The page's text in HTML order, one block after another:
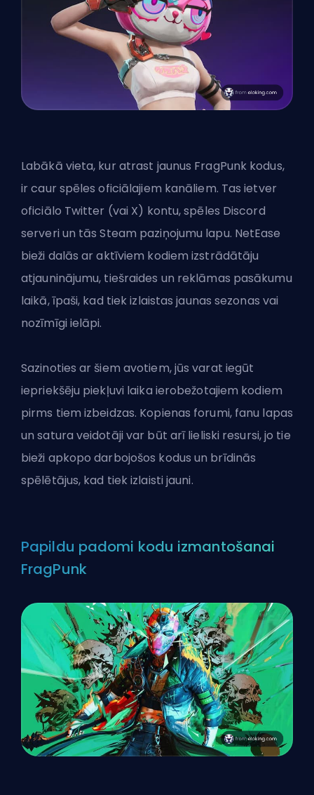
Labākā vieta, kur atrast jaunus FragPunk kodus,
ir caur spēles oficiālajiem kanāliem. Tas ietver
oficiālo Twitter (vai X) kontu, spēles Discord
serveri un tās Steam paziņojumu lapu. NetEase
bieži dalās ar aktīviem kodiem izstrādātāju
atjauninājumu, tiešraides un reklāmas pasākumu
laikā, īpaši, kad tiek izlaistas jaunas sezonas vai
nozīmīgi ielāpi.
Sazinoties ar šiem avotiem, jūs varat iegūt
iepriekšēju piekļuvi laika ierobežotajiem kodiem
pirms tiem izbeidzas. Kopienas forumi, fanu lapas
un satura veidotāji var būt arī lieliski resursi, jo tie
bieži apkopo darbojošos kodus un brīdinās
spēlētājus, kad tiek izlaisti jauni.
Papildu padomi kodu izmantošanai
FragPunk